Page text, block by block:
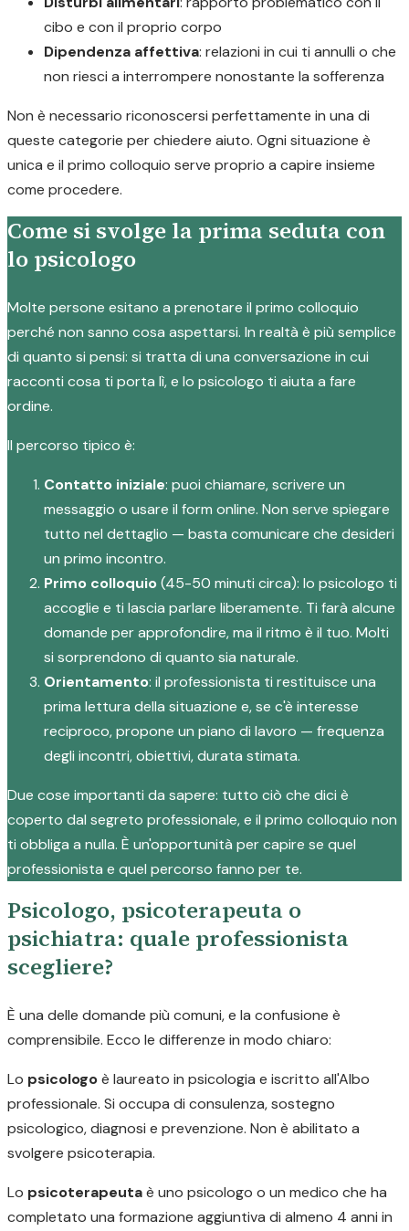
cibo e con il proprio corpo
Dipendenza affettiva: relazioni in cui ti annulli o che
non riesci a interrompere nonostante la sofferenza
Non è necessario riconoscersi perfettamente in una di
queste categorie per chiedere aiuto. Ogni situazione è
unica e il primo colloquio serve proprio a capire insieme
come procedere.
Come si svolge la prima seduta con
lo psicologo
Molte persone esitano a prenotare il primo colloquio
perché non sanno cosa aspettarsi. In realtà è più semplice
di quanto si pensi: si tratta di una conversazione in cui
racconti cosa ti porta lì, e lo psicologo ti aiuta a fare
ordine.
Il percorso tipico è:
Contatto iniziale: puoi chiamare, scrivere un
messaggio o usare il form online. Non serve spiegare
tutto nel dettaglio — basta comunicare che desideri
un primo incontro.
Primo colloquio(45-50 minuti circa): lo psicologo ti
accoglie e ti lascia parlare liberamente. Ti farà alcune
domande per approfondire, ma il ritmo è il tuo. Molti
si sorprendono di quanto sia naturale.
Orientamento: il professionista ti restituisce una
prima lettura della situazione e, se c'è interesse
reciproco, propone un piano di lavoro — frequenza
degli incontri, obiettivi, durata stimata.
Due cose importanti da sapere: tutto ciò che dici è
coperto dal segreto professionale, e il primo colloquio non
ti obbliga a nulla. È un'opportunità per capire se quel
professionista e quel percorso fanno per te.
Psicologo, psicoterapeuta o
psichiatra: quale professionista
scegliere?
È una delle domande più comuni, e la confusione è
comprensibile. Ecco le differenze in modo chiaro:
Lo psicologoè laureato in psicologia e iscritto all'Albo
professionale. Si occupa di consulenza, sostegno
psicologico, diagnosi e prevenzione. Non è abilitato a
svolgere psicoterapia.
Lo psicoterapeutaè uno psicologo o un medico che ha
completato una formazione aggiuntiva di almeno 4 anni in